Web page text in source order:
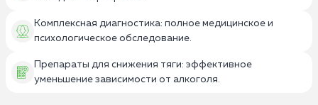
Комплексная диагностика: полное медицинское и
психологическое обследование.
Препараты для снижения тяги: эффективное
уменьшение зависимости от алкоголя.